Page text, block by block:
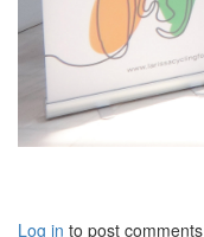
Log in to post comments